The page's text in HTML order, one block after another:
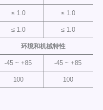
≤ 1.0 ≤ 1.0
≤ 1.0 ≤ 1.0
环境和机械特性
-45 ~ +85 -45 ~ +85
100 100